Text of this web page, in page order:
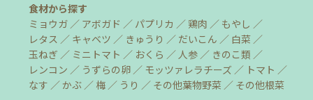
食材から探す
ミョウガ
アボガド パプリカ 鶏肉
もやし
レタス
キャベツ きゅうり だいこん
白菜
玉ねぎ
ミニトマト おくら 人参
きのこ類
レンコン
うずらの卵 モッツァレラチーズ
トマト
なす
かぶ 梅 うり その他葉物野菜
その他根菜